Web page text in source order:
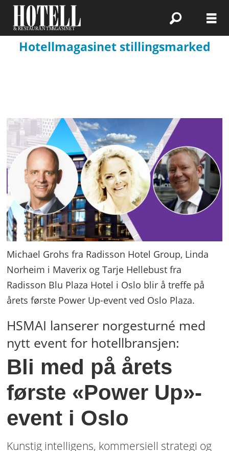
Hotellmagasinet stillingsmarked
Michael Grohs fra Radisson Hotel Group, Linda
Norheim i Maverix og Tarje Hellebust fra
Radisson Blu Plaza Hotel i Oslo blir å treffe på
årets første Power Up-event ved Oslo Plaza.
HSMAI lanserer norgesturné med
nytt event for hotellbransjen:
Bli med på årets
første «Power Up»-
event i Oslo
Kunstig intelligens, kommersiell strategi og